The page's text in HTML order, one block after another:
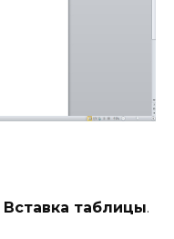
Вставка таблицы.